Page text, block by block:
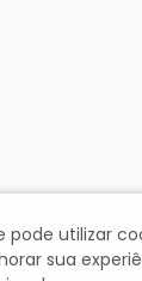
pode utilizar
sua